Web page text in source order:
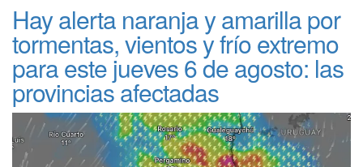
Hay alerta naranja y amarilla por
tormentas, vientos y frío extremo
para este jueves 6 de agosto: las
provincias afectadas